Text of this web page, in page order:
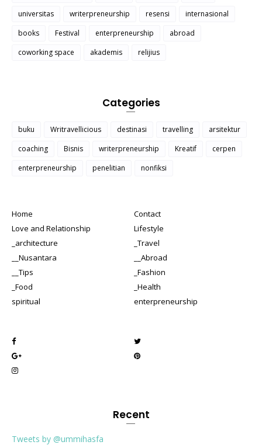
universitas
writerpreneurship resensi
internasional
books
Festival enterpreneurship
abroad
coworking space
akademis relijius
Categories
buku Writravellicious destinasi travelling
arsitektur
coaching
Bisnis writerpreneurship Kreatif
cerpen
enterpreneurship
penelitian nonfiksi
Home
Contact
Love and Relationship
Lifestyle
_architecture
_Travel
__Nusantara
__Abroad
__Tips
_Fashion
_Food
_Health
spiritual
enterpreneurship
Recent
Tweets by @ummihasfa